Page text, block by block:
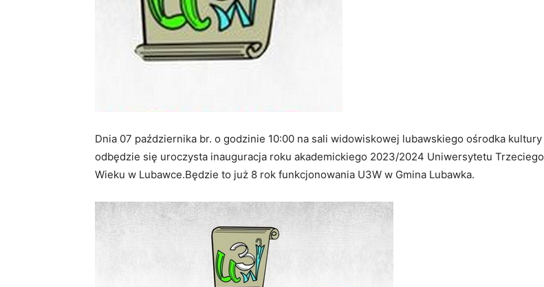
Dnia 07 października br. o godzinie 10:00 na sali widowiskowej lubawskiego ośrodka kultury
odbędzie się uroczysta inauguracja roku akademickiego 2023/2024 Uniwersytetu Trzeciego
Wieku w Lubawce.Będzie to już 8 rok funkcjonowania U3W w Gmina Lubawka.